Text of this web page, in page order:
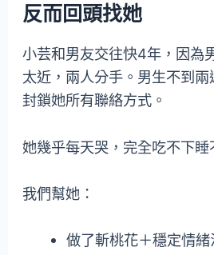
反而回頭找她
小芸和男友交往快4年，因為
太近，兩人分手。男生不到
封鎖她所有聯絡方式。
她幾乎每天哭，完全吃不下睡
我們幫她：
做了斬桃花＋穩定情緒